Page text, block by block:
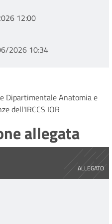
12:00
2026 10:34
Dipartimentale Anatomia e
dell'IRCCS IOR
allegata
ALLEGATO